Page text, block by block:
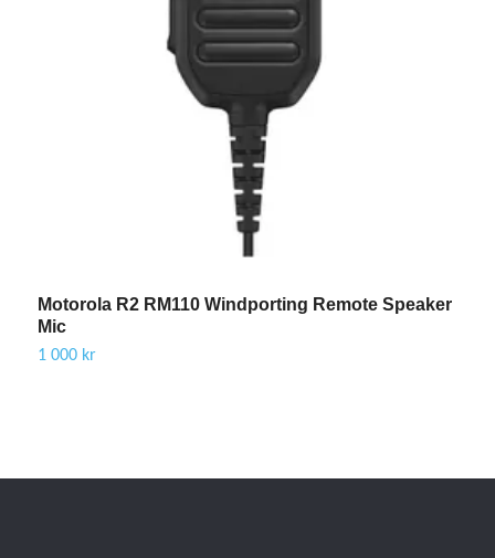
Motorola R2 RM110 Windporting Remote Speaker
Mic
1 000 kr